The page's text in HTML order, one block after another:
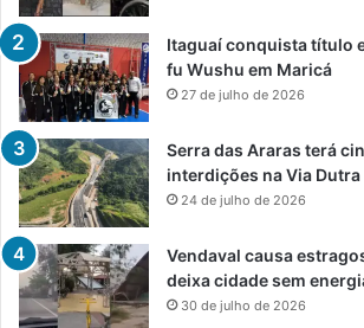
Itaguaí conquista título
fu Wushu em Maricá
27 de julho de 2026
Serra das Araras terá
interdições na Via Dutra
24 de julho de 2026
Vendaval causa
deixa cidade sem
30 de julho de 2026